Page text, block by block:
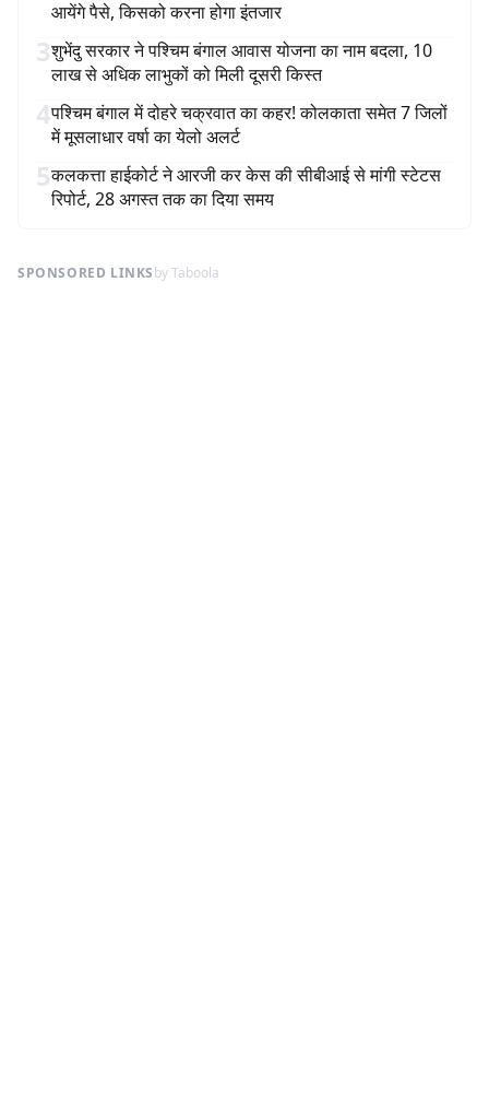
आयेंगे पैसे, किसको करना होगा इंतजार
3शुभेंदु सरकार ने पश्चिम बंगाल आवास योजना का नाम बदला, 10
लाख से अधिक लाभुकों को मिली दूसरी किस्त
4पश्चिम बंगाल में दोहरे चक्रवात का कहर! कोलकाता समेत 7 जिलों
में मूसलाधार वर्षा का येलो अलर्ट
5कलकत्ता हाईकोर्ट ने आरजी कर केस की सीबीआई से मांगी स्टेटस
रिपोर्ट, 28 अगस्त तक का दिया समय
SPONSORED LINKSby Taboola